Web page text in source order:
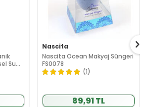
Su
Nascita
Nascita Ocean Makyaj Süngeri
FS0078
(1)
89,91 TL